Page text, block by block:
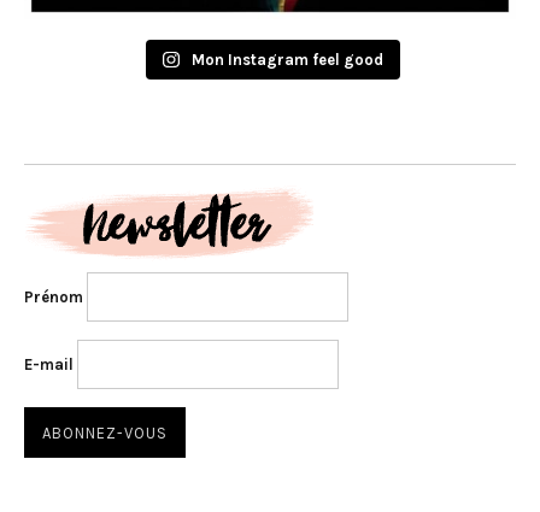
Mon Instagram feel good
Prénom
E-mail